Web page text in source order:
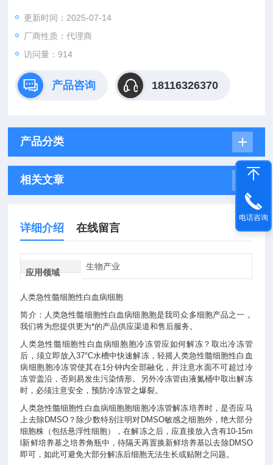
后续服务。
更新时间：2025-07-14
厂商性质：代理商
访问量：914
产品咨询 18116326370
产品分类
相关文章
详细介绍 在线留言
应用领域
生物产业
人类急性髓细胞性白血病细胞
简介：人类急性髓细胞性白血病细胞胞是我司众多细胞产品之一，
我们将为您提供更为*的产品供应渠道和售后服务。
人类急性髓细胞性白血病细胞胞冷冻管应如何解冻？取出冷冻管
后，须立即放入37°C水槽中快速解冻，轻摇人类急性髓细胞性白血
病细胞胞冷冻管使其在1分钟内全部融化，并注意水面不可超过冷
冻管盖沿，否则易发生污染情形。另外冷冻管由液氮桶中取出解冻
时，必须注意安全，预防冷冻管之爆裂。
人类急性髓细胞性白血病细胞胞细胞冷冻管解冻培养时，是否应马
上去除DMSO？除少数特别注明对DMSO敏感之细胞外，绝大部分
细胞株（包括悬浮性细胞），在解冻之后，应直接放入含有10-15m
l新鲜培养基之培养角瓶中，待隔天再置换新鲜培养基以去除DMSO
即可，如此可避免大部分解冻后细胞无法生长或贴附之问题。
电话咨询